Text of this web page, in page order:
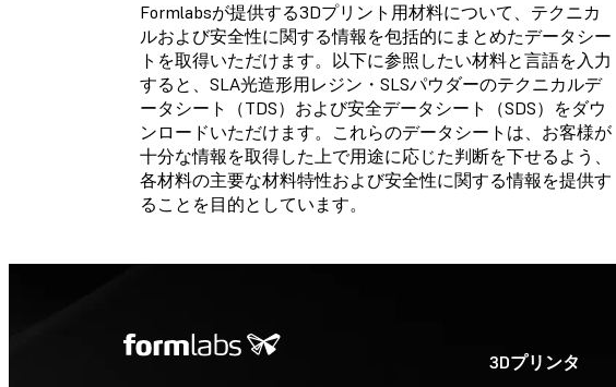
安全データシート
ご指定材料の安全データシー
トはまだご用意できておりま
せん。
Formlabsが提供する3Dプリント用材料について、テクニカ
ルおよび安全性に関する情報を包括的にまとめたデータシー
トを取得いただけます。以下に参照したい材料と言語を入力
すると、SLA光造形用レジン・SLSパウダーのテクニカルデ
ータシート（TDS）および安全データシート（SDS）をダウ
ンロードいただけます。これらのデータシートは、お客様が
十分な情報を取得した上で用途に応じた判断を下せるよう、
各材料の主要な材料特性および安全性に関する情報を提供す
ることを目的としています。
3Dプリンタ